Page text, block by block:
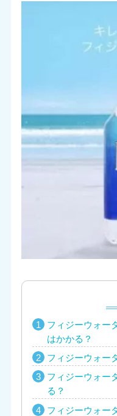
フィジーウォー
はかかる？
フィジーウォー
フィジーウォー
る？
フィジーウォー